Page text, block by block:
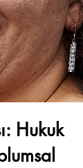
Hukuk